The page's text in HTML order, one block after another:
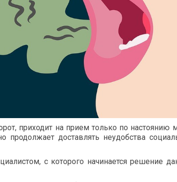
приходит на прием только по настоянию
доставлять неудобства
с которого начинается решение